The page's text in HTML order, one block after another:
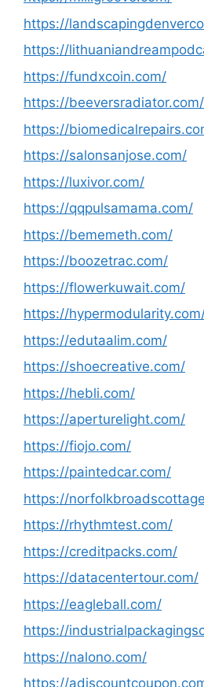
https://
https://
https://fundxcoin.com/
https://beeversradiator.com/
https://
https://salonsanjose.com/
https://luxivor.com/
https://qqpulsamama.com/
https://bememeth.com/
https://boozetrac.com/
https://flowerkuwait.com/
https://
https://edutaalim.com/
https://shoecreative.com/
https://hebli.com/
https://aperturelight.com/
https://fiojo.com/
https://paintedcar.com/
https://
https://rhythmtest.com/
https://creditpacks.com/
https://datacentertour.com/
https://eagleball.com/
https://
https://nalono.com/
https://